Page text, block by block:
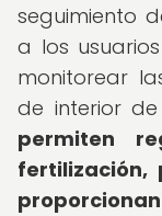
seguimiento
a los
monitorear
de interior
permiten
fertilización,